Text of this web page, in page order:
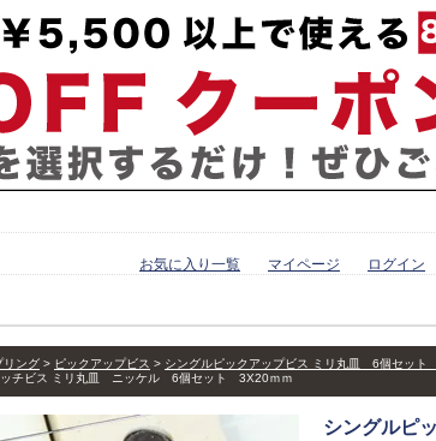
お気に入り一覧 マイページ ログイン
リング ピックアップビス
シングルピックアップビス ミリ丸皿 6個セット
ッチビス ミリ丸皿 ニッケル 6個セット 3X20ｍｍ
シングルピ